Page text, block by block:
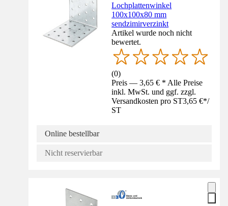
Lochplattenwinkel
100x100x80 mm
sendzimirverzinkt
Artikel wurde noch nicht
bewertet.
(0)
Preis — 3,65 € * Alle Preise
inkl. MwSt. und ggf. zzgl.
Versandkosten pro ST3,65 €*/
ST
Online bestellbar
Nicht reservierbar